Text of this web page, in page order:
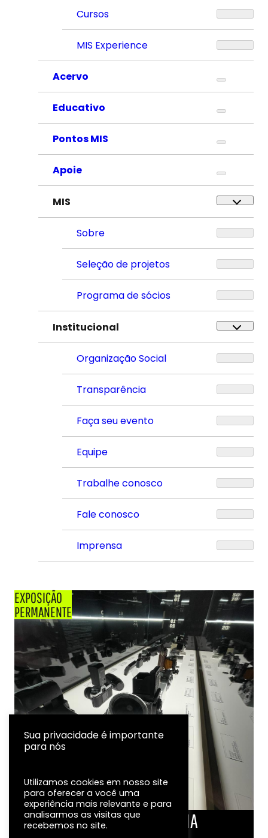
Cursos
MIS Experience
Acervo
Educativo
Pontos MIS
Apoie
MIS
Sobre
Seleção de projetos
Programa de sócios
Institucional
Organização Social
Transparência
Faça seu evento
Equipe
Trabalhe conosco
Fale conosco
Imprensa
EXPOSIÇÃO
PERMANENTE
LINHA DO TEMPO DA FOTOGRAFIA
Sua privacidade é importante
para nós
Utilizamos cookies em nosso site
para oferecer a você uma
experiência mais relevante e para
analisarmos as visitas que
recebemos no site.